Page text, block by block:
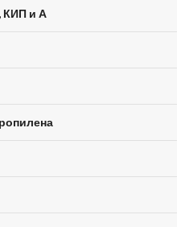
КИП и А